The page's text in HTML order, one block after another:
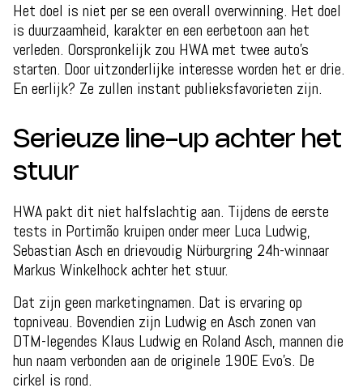
Het doel is niet per se een overall overwinning. Het doel
is duurzaamheid, karakter en een eerbetoon aan het
verleden. Oorspronkelijk zou HWA met twee auto’s
starten. Door uitzonderlijke interesse worden het er drie.
En eerlijk? Ze zullen instant publieksfavorieten zijn.
Serieuze line-up achter het
stuur
HWA pakt dit niet halfslachtig aan. Tijdens de eerste
tests in Portimão kruipen onder meer Luca Ludwig,
Sebastian Asch en drievoudig Nürburgring 24h-winnaar
Markus Winkelhock achter het stuur.
Dat zijn geen marketingnamen. Dat is ervaring op
topniveau. Bovendien zijn Ludwig en Asch zonen van
DTM-legendes Klaus Ludwig en Roland Asch, mannen die
hun naam verbonden aan de originele 190E Evo’s. De
cirkel is rond.